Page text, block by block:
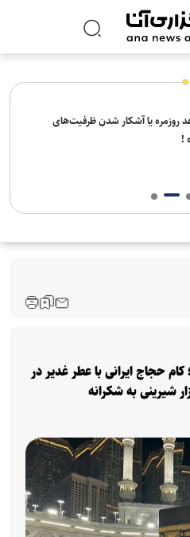
روزمره یا آشکار شدن ظرفیت‌های
!
حجاج ایرانی با عطر غدیر در
شد/ پخت ۲۶ هزار شیرینی به شکرانه